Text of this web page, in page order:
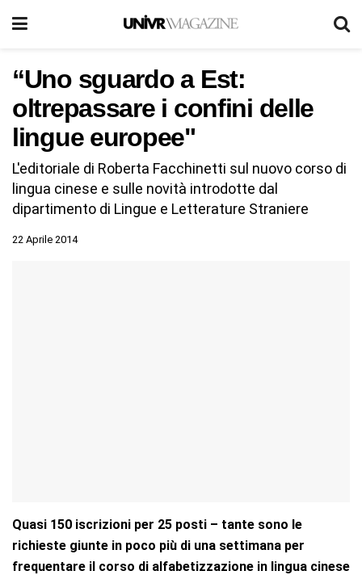
“Uno sguardo a Est:
oltrepassare i confini delle
lingue europee"
L'editoriale di Roberta Facchinetti sul nuovo corso di
lingua cinese e sulle novità introdotte dal
dipartimento di Lingue e Letterature Straniere
22 Aprile 2014
Quasi 150 iscrizioni per 25 posti – tante sono le
richieste giunte in poco più di una settimana per
frequentare il corso di alfabetizzazione in lingua cinese